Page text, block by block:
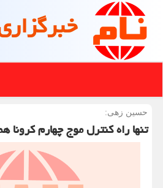
حسین زهی:
تنها راه كنترل موج چهارم